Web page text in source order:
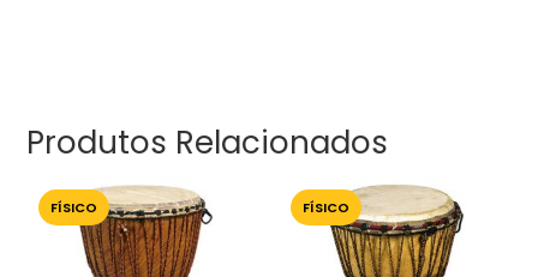
Produtos Relacionados
FÍSICO FÍSICO